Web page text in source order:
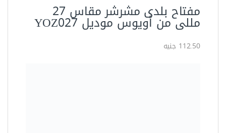
مفتاح بلدى مشرشر مقاس 27
مللى من أويوس موديل YOZ027
112.50 جنيه